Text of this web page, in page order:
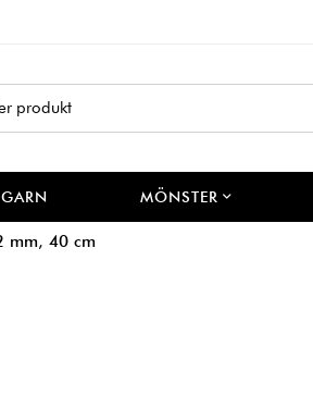
GARN MÖNSTER
mm, 40 cm